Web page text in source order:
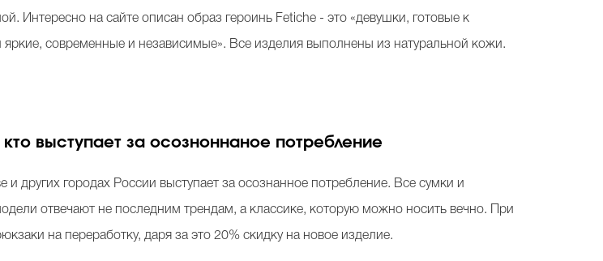
Интересно на сайте описан образ героинь Fetiche - это «девушки, готовые к
современные и независимыe». Все изделия выполнены из натуральной кожи.
выступает за осозноннаное потребление
других городах России выступает за осознанное потребление. Все сумки и
отвечают не последним трендам, а классике, которую можно носить вечно. При
на переработку, даря за это 20% скидку на новое изделие.